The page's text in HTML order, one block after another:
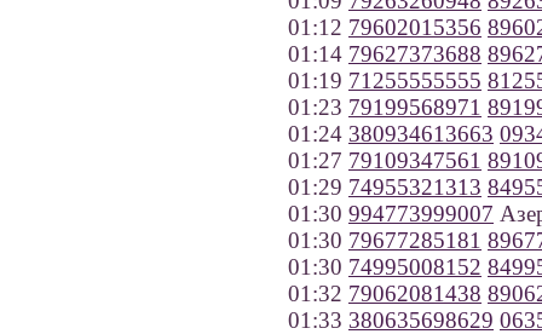
01:12 79602015356
01:14 79627373688
01:19 71255555555
01:23 79199568971
01:24 380934613663
01:27 79109347561
01:29 74955321313
01:30 994773999007
01:30 79677285181
01:30 74995008152
01:32 79062081438
01:33 380635698629